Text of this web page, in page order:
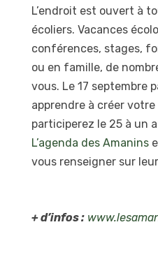
L’endroit est ouvert à
écoliers. Vacances
conférences, stages,
ou en famille, de
vous. Le 17 septembre
apprendre à créer
participerez le 25 à un
L’agenda des Amanins
vous renseigner sur
+ d’infos :